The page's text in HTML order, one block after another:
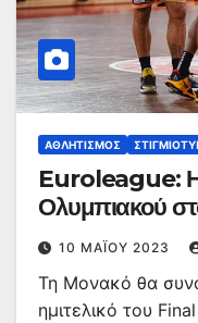
ΑΘΛΗΤΙΣΜΌΣ
Euroleague: Η
Ολυμπιακού
10 ΜΑΪ́ΟΥ 2023
Τη Μονακό θα
ημιτελικό του